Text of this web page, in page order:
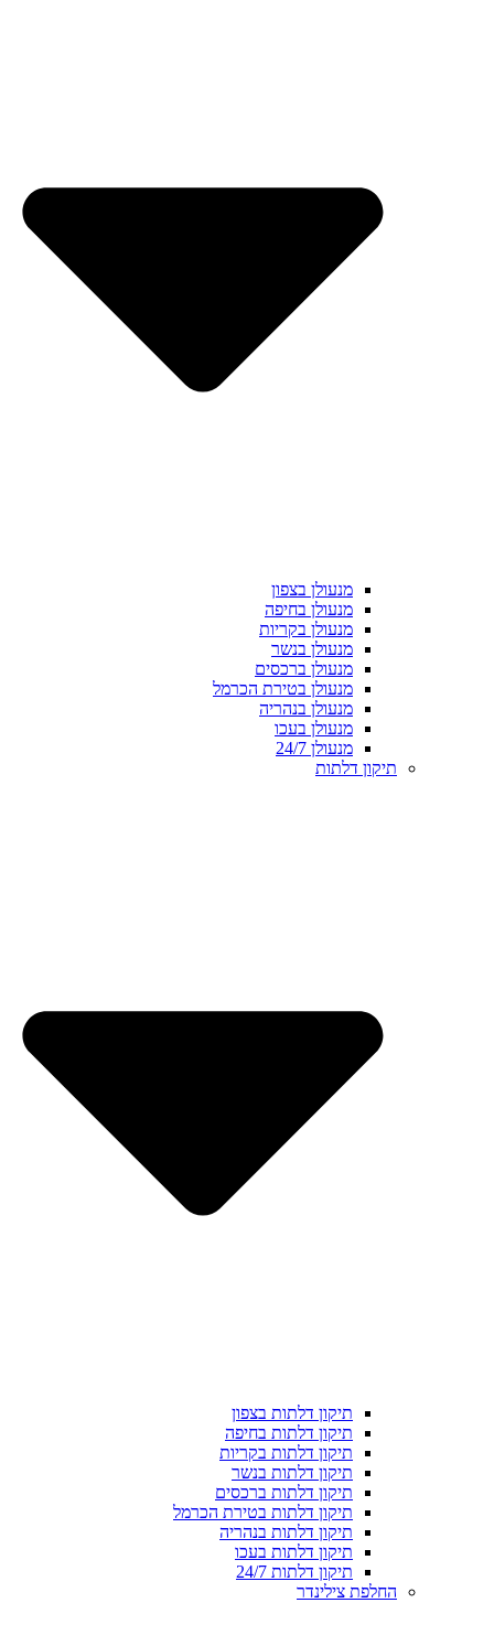
מנעולן בצפון
מנעולן בחיפה
מנעולן בקריות
מנעולן בנשר
מנעולן ברכסים
מנעולן בטירת הכרמל
מנעולן בנהריה
מנעולן בעכו
מנעולן 24/7
תיקון דלתות
תיקון דלתות בצפון
תיקון דלתות בחיפה
תיקון דלתות בקריות
תיקון דלתות בנשר
תיקון דלתות ברכסים
תיקון דלתות בטירת הכרמל
תיקון דלתות בנהריה
תיקון דלתות בעכו
תיקון דלתות 24/7
החלפת צילינדר